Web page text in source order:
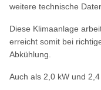
weitere technische
Diese Klimaanlage
erreicht somit bei
Abkühlung.
Auch als 2,0 kW und